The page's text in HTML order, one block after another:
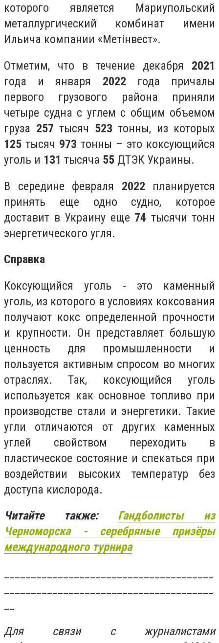
которого является Мариупольский
металлургический комбинат имени
Ильича компании «Метінвест».
Отметим, что в течение декабря 2021
года и января 2022 года причалы
первого грузового района приняли
четыре судна с углем с общим объемом
груза 257 тысяч 523 тонны, из которых
125 тысяч 973 тонны – это коксующийся
уголь и 131 тысяча 55 ДТЭК Украины.
В середине февраля 2022 планируется
принять еще одно судно, которое
доставит в Украину еще 74 тысячи тонн
энергетического угля.
Справка
Коксующийся уголь - это каменный
уголь, из которого в условиях коксования
получают кокс определенной прочности
и крупности. Он представляет большую
ценность для промышленности и
пользуется активным спросом во многих
отраслях. Так, коксующийся уголь
используется как основное топливо при
производстве стали и энергетики. Такие
угли отличаются от других каменных
углей свойством переходить в
пластическое состояние и спекаться при
воздействии высоких температур без
доступа кислорода.
Читайте также: Гандболисты из
Черноморска - серебряные призёры
международного турнира
Для связи с журналистами